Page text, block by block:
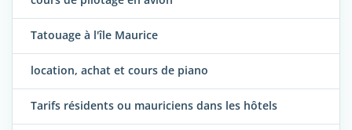
Tatouage à l'île Maurice
location, achat et cours de piano
Tarifs résidents ou mauriciens dans les hôtels